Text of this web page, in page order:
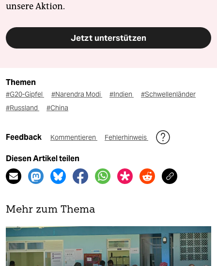
unsere Aktion.
Jetzt unterstützen
Themen
#G20-Gipfel #Narendra Modi #Indien
#Schwellenländer
#Russland
#China
Feedback Kommentieren Fehlerhinweis
Diesen Artikel teilen
Mehr zum Thema